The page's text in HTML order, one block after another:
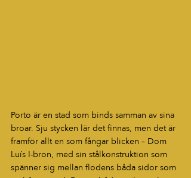
Porto är en stad som binds samman av sina
broar. Sju stycken lär det finnas, men det är
framför allt en som fångar blicken – Dom
Luís I-bron, med sin stålkonstruktion som
spänner sig mellan flodens båda sidor som